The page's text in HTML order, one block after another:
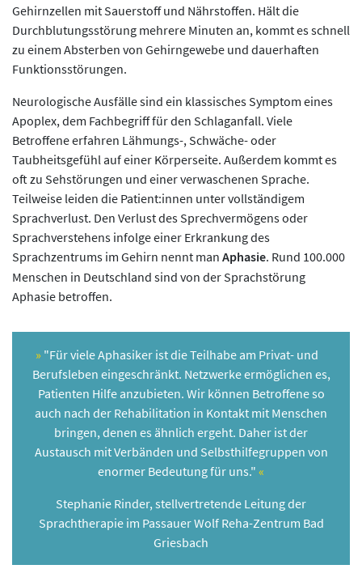
Gehirnzellen mit Sauerstoff und Nährstoffen. Hält die
Durchblutungsstörung mehrere Minuten an, kommt es schnell
zu einem Absterben von Gehirngewebe und dauerhaften
Funktionsstörungen.
Neurologische Ausfälle sind ein klassisches Symptom eines
Apoplex, dem Fachbegriff für den Schlaganfall. Viele
Betroffene erfahren Lähmungs-, Schwäche- oder
Taubheitsgefühl auf einer Körperseite. Außerdem kommt es
oft zu Sehstörungen und einer verwaschenen Sprache.
Teilweise leiden die Patient:innen unter vollständigem
Sprachverlust. Den Verlust des Sprechvermögens oder
Sprachverstehens infolge einer Erkrankung des
Sprachzentrums im Gehirn nennt man Aphasie. Rund 100.000
Menschen in Deutschland sind von der Sprachstörung
Aphasie betroffen.
"Für viele Aphasiker ist die Teilhabe am Privat- und
Berufsleben eingeschränkt. Netzwerke ermöglichen es,
Patienten Hilfe anzubieten. Wir können Betroffene so
auch nach der Rehabilitation in Kontakt mit Menschen
bringen, denen es ähnlich ergeht. Daher ist der
Austausch mit Verbänden und Selbsthilfegruppen von
enormer Bedeutung für uns."
Stephanie Rinder, stellvertretende Leitung der
Sprachtherapie im Passauer Wolf Reha-Zentrum Bad
Griesbach